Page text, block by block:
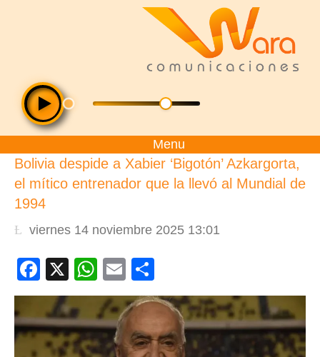
Menu
Bolivia despide a Xabier ‘Bigotón’ Azkargorta,
el mítico entrenador que la llevó al Mundial de
1994
viernes 14 noviembre 2025 13:01
Facebook
X WhatsApp
Email